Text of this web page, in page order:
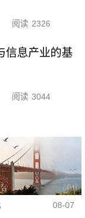
阅读 2326
信息产业的基
阅读 3044
08-07